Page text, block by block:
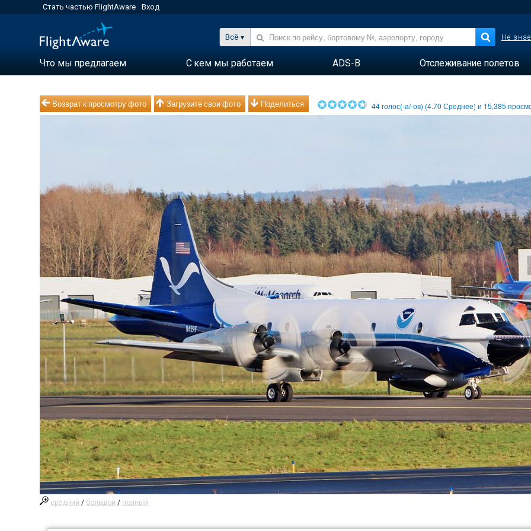
Стать частью FlightAware Вход
Всё Не
Что мы предлагаем С кем мы работаем ADS-B Отслеживание полетов
Возврат к просмотру фото Загрузите свои фото Поделиться 44голос(-а/-ов) (4.70 Среднее) и 15,385
средний / большой / полный